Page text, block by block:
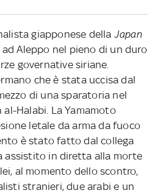
giapponese della Japan
Aleppo nel pieno di un duro
governative siriane.
che è stata uccisa dal
di una sparatoria nel
Halabi. La Yamamoto
letale da arma da fuoco
è stato fatto dal collega
assistito in diretta alla morte
al momento dello scontro,
stranieri, due arabi e un